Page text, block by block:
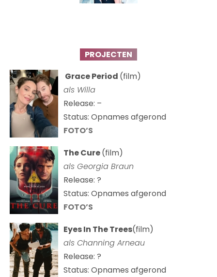
PROJECTEN
Grace Period (film)
als Willa
Release: –
Status: Opnames afgerond
FOTO’S
The Cure(film)
als Georgia Braun
Release: ?
Status: Opnames afgerond
FOTO’S
Eyes In The Trees(film)
als Channing Arneau
Release: ?
Status: Opnames afgerond